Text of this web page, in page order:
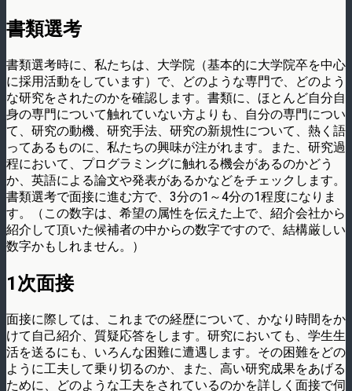
書類選考
書類選考時に、私たちは、大学院（基本的に大学院卒を中心
に採用活動をしています）で、どのような専門で、どのよう
な研究をされたのかを確認します。書類に、ほとんど自分自
身の専門について触れていない方よりも、自分の専門につい
て、研究の動機、研究手法、研究の新規性について、熱く語
ってあるものに、私たちの興味が注がれます。また、研究過
程において、プログラミングに触れる機会があるのかどう
か、英語による論文や発表があるかなどをチェックします。
書類選考で面接に進む方で、3分の1～4分の1程度になりま
す。（この数字は、希望の属性を伝えた上で、紹介会社から
紹介して頂いた候補者の中からの数字ですので、結構厳しい
数字かもしれません。）
1次面接
面接に際しては、これまでの経歴について、かなり時間をか
けて自己紹介、質疑応答をします。研究においても、学生生
活を送るにも、いろんな困難に遭遇します。その困難をどの
ように工夫して乗り切るのか、また、高い研究成果をあげる
ために、どのような工夫をされているのかを詳しく面接で伺